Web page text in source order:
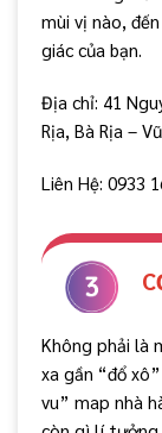
mùi vị nào,
giác của bạn.
Địa chỉ: 41
Rịa, Bà Rịa –
Liên Hệ: 0933
Không phải là
xa gần “đổ
vu” map nhà